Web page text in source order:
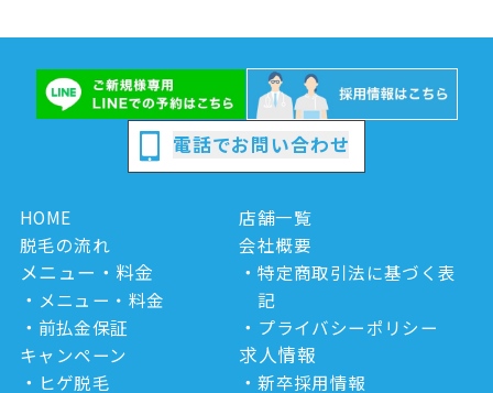
電話でお問い合わせ
HOME
脱毛の流れ
メニュー・料金
メニュー・料金
前払金保証
キャンペーン
ヒゲ脱毛
店舗一覧
会社概要
特定商取引法に基づく表
記
プライバシーポリシー
求人情報
新卒採用情報